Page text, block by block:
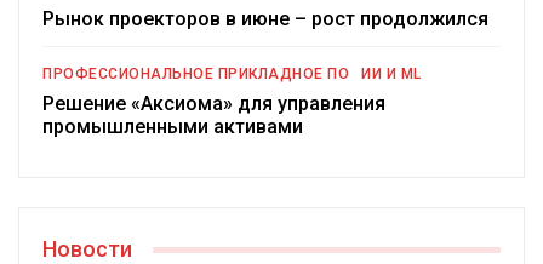
Рынок проекторов в июне – рост продолжился
ПРОФЕССИОНАЛЬНОЕ ПРИКЛАДНОЕ ПО ИИ И ML
Решение «Аксиома» для управления
промышленными активами
Новости